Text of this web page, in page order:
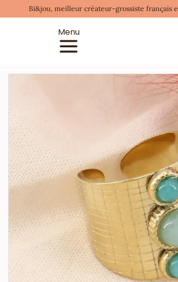
Bi&jou, meilleur créateur-grossiste français
Menu